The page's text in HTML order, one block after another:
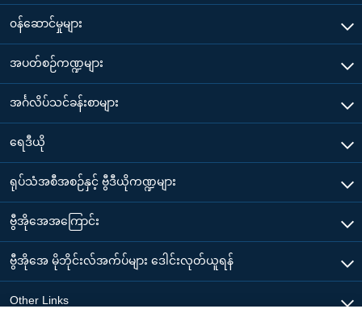
၀န်ဆောင်မှုများ
အပတ်စဉ်ကဏ္ဍများ
အင်္ဂလိပ်သင်ခန်းစာများ
ရေဒီယို
ရုပ်သံအစီအစဉ်နှင့် ဗွီဒီယိုကဏ္ဍများ
ဗွီအိုအေအကြောင်း
ဗွီအိုအေ မိုဘိုင်းလ်အက်ပ်များ ဒေါင်းလုတ်ယူရန်
Other Links